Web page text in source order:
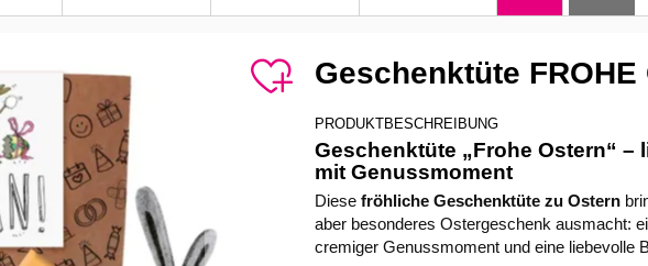
Geschenktüte FROHE
PRODUKTBESCHREIBUNG
Geschenktüte „Frohe Ostern“ –
mit Genussmoment
Diese fröhliche Geschenktüte zu Ostern
aber besonderes Ostergeschenk ausmacht:
cremiger Genussmoment und eine liebevolle